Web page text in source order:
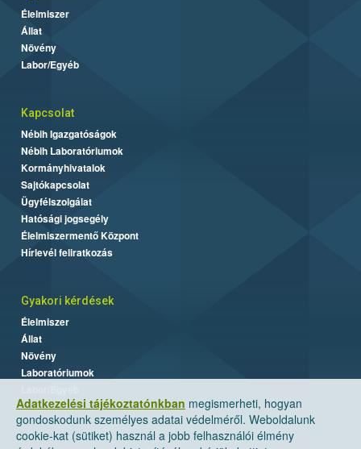
Adatkezelési tájékoztatónkban megismerheti, hogyan
gondoskodunk személyes adatai védelméről. Weboldalunk
cookie-kat (sütiket) használ a jobb felhasználói élmény
Élelmiszer
Állat
Növény
Labor/Egyéb
Kapcsolat
Nébih Igazgatóságok
Nébih Laboratóriumok
Kormányhivatalok
Sajtókapcsolat
Ügyfélszolgálat
Hatósági jogsegély
Élelmiszermentő Központ
Hírlevél feliratkozás
Gyakori kérdések
Élelmiszer
Állat
Növény
Laboratóriumok